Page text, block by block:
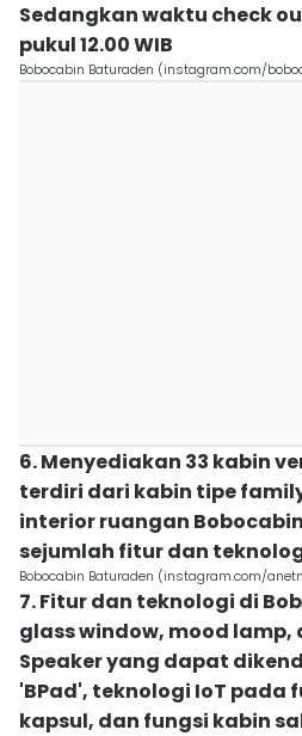
Sedangkan waktu check
pukul 12.00 WIB
Bobocabin Baturaden (instagram.com/
6. Menyediakan 33 kabin
terdiri dari kabin tipe
interior ruangan
sejumlah fitur dan
Bobocabin Baturaden (instagram.com/
7. Fitur dan teknologi di
glass window, mood lamp,
Speaker yang dapat
'BPad', teknologi IoT pada
kapsul, dan fungsi kabin